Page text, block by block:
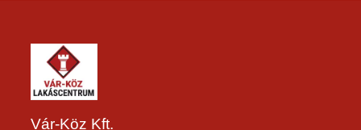
Vár-Köz Kft.